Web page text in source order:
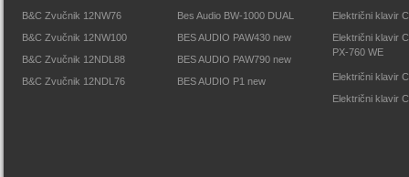
B&C Zvučnik 12NW76
B&C Zvučnik 12NW100
B&C Zvučnik 12NDL88
B&C Zvučnik 12NDL76
Bes Audio BW-1000 DUAL
BES AUDIO PAW430 new
BES AUDIO PAW790 new
BES AUDIO P1 new
Električni klavir
Električni klavir
PX-760 WE
Električni klavir
Električni klavir